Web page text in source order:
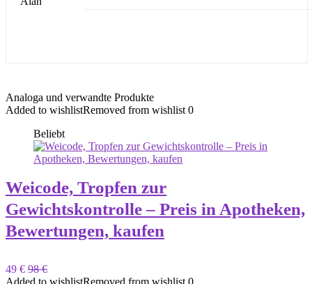
Analoga und verwandte Produkte
Added to wishlistRemoved from wishlist 0
Beliebt
Weicode, Tropfen zur
Gewichtskontrolle – Preis in Apotheken,
Bewertungen, kaufen
49 € 98 €
Added to wishlistRemoved from wishlist 0